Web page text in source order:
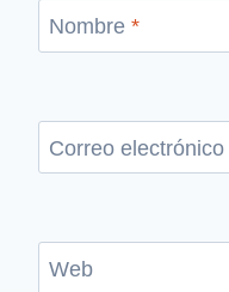
Nombre *
Correo electrónico
Web